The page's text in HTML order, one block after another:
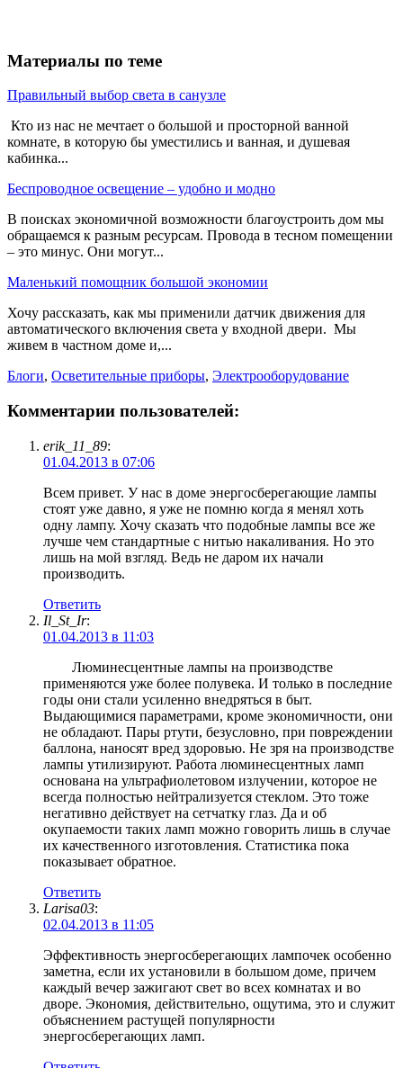
Материалы по теме
Правильный выбор света в санузле
Кто из нас не мечтает о большой и просторной ванной
комнате, в которую бы уместились и ванная, и душевая
кабинка...
Беспроводное освещение – удобно и модно
В поисках экономичной возможности благоустроить дом мы
обращаемся к разным ресурсам. Провода в тесном помещении
– это минус. Они могут...
Маленький помощник большой экономии
Хочу рассказать, как мы применили датчик движения для
автоматического включения света у входной двери. Мы
живем в частном доме и,...
Блоги, Осветительные приборы, Электрооборудование
Комментарии пользователей:
erik_11_89:
01.04.2013 в 07:06
Всем привет. У нас в доме энергосберегающие лампы
стоят уже давно, я уже не помню когда я менял хоть
одну лампу. Хочу сказать что подобные лампы все же
лучше чем стандартные с нитью накаливания. Но это
лишь на мой взгляд. Ведь не даром их начали
производить.
Ответить
Il_St_Ir:
01.04.2013 в 11:03
Люминесцентные лампы на производстве
применяются уже более полувека. И только в последние
годы они стали усиленно внедряться в быт.
Выдающимися параметрами, кроме экономичности, они
не обладают. Пары ртути, безусловно, при повреждении
баллона, наносят вред здоровью. Не зря на производстве
лампы утилизируют. Работа люминесцентных ламп
основана на ультрафиолетовом излучении, которое не
всегда полностью нейтрализуется стеклом. Это тоже
негативно действует на сетчатку глаз. Да и об
окупаемости таких ламп можно говорить лишь в случае
их качественного изготовления. Статистика пока
показывает обратное.
Ответить
Larisa03:
02.04.2013 в 11:05
Эффективность энергосберегающих лампочек особенно
заметна, если их установили в большом доме, причем
каждый вечер зажигают свет во всех комнатах и во
дворе. Экономия, действительно, ощутима, это и служит
объяснением растущей популярности
энергосберегающих ламп.